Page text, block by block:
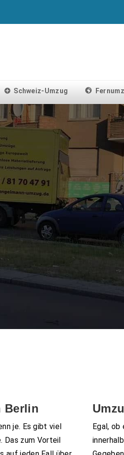
Schweiz-Umzug
Berlin
je. Es gibt viel
Das zum Vorteil
Egal, ob